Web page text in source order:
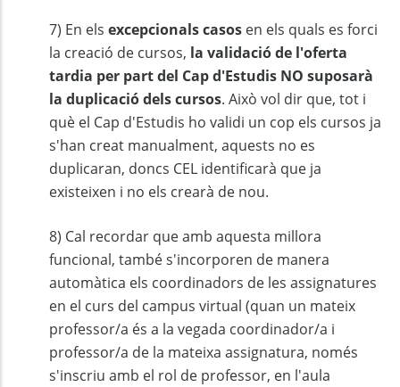
7) En els excepcionals casos en els quals es forci
la creació de cursos, la validació de l'oferta
tardia per part del Cap d'Estudis NO suposarà
la duplicació dels cursos. Això vol dir que, tot i
què el Cap d'Estudis ho validi un cop els cursos ja
s'han creat manualment, aquests no es
duplicaran, doncs CEL identificarà que ja
existeixen i no els crearà de nou.
8) Cal recordar que amb aquesta millora
funcional, també s'incorporen de manera
automàtica els coordinadors de les assignatures
en el curs del campus virtual (quan un mateix
professor/a és a la vegada coordinador/a i
professor/a de la mateixa assignatura, només
s'inscriu amb el rol de professor, en l'aula